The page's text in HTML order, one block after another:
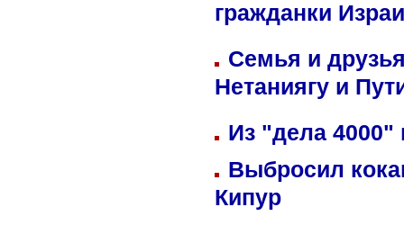
гражданки
Семья и
Нетаниягу и
Из "дела 4000"
Выбросил
Кипур